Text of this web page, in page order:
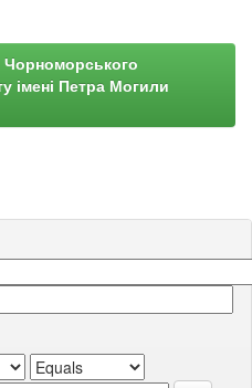
Чорноморського
імені Петра Могили